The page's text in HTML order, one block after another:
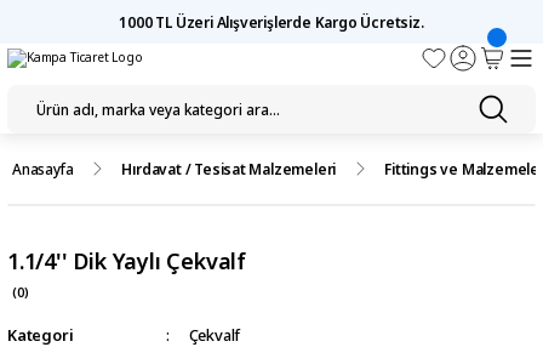
1000 TL Üzeri Alışverişlerde Kargo Ücretsiz.
Anasayfa Hırdavat / Tesisat Malzemeleri Fittings ve
1.1/4'' Dik Yaylı Çekvalf
(0)
Kategori
Çekvalf